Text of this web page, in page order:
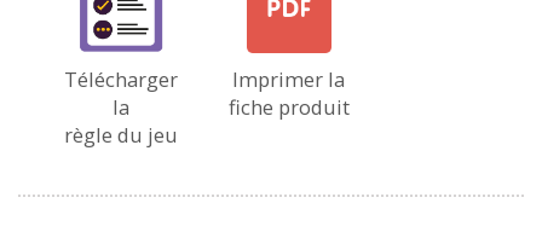
Télécharger
la
règle du jeu
Imprimer la
fiche produit